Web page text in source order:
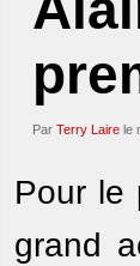
Par Terry Laire le
Pour le
grand